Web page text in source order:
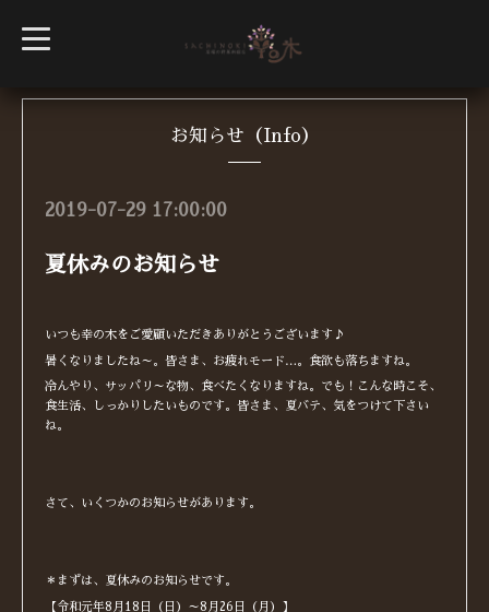
t
o
l
お知らせ（Info）
2019-07-29 17:00:00
夏休みのお知らせ
いつも幸の木をご愛顧いただきありがとうございます♪
暑くなりましたね～。皆さま、お疲れモード…。食欲も落ちますね。
冷んやり、サッパリ～な物、食べたくなりますね。でも！こんな時こそ、
食生活、しっかりしたいものです。皆さま、夏バテ、気をつけて下さい
ね。
さて、いくつかのお知らせがあります。
＊まずは、夏休みのお知らせです。
【令和元年8月18日（日）～8月26日（月）】